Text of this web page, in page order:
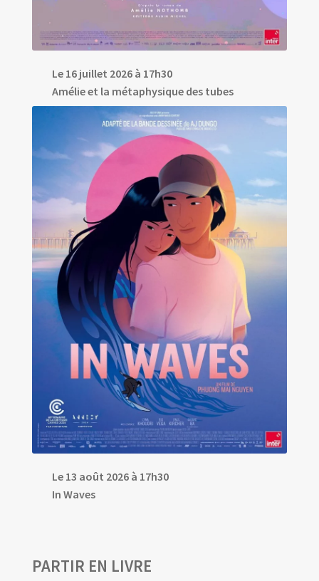
Le 16 juillet 2026 à 17h30
Amélie et la métaphysique des tubes
Le 13 août 2026 à 17h30
In Waves
PARTIR EN LIVRE